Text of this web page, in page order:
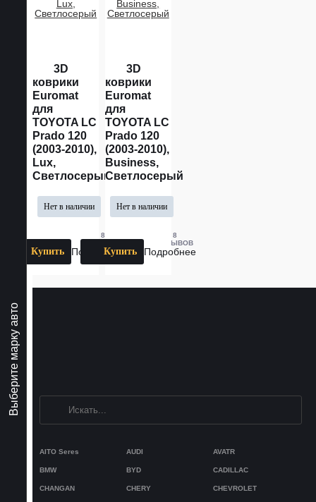
Выберите марку авто
3D
коврики
Euromat
для
TOYOTA LС
Prado 120
(2003-2010),
Lux,
Светлосерый
Нет в наличии
8
Купить Подробнее
3D
коврики
Euromat
для
TOYOTA LС
Prado 120
(2003-2010),
Business,
Светлосерый
Нет в наличии
8
ОТЗЫВОВ
Купить Подробнее
AITO Seres AUDI AVATR
BMW BYD CADILLAC
CHANGAN CHERY CHEVROLET